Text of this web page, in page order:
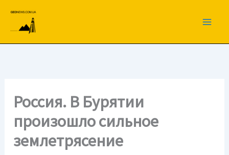
вмісту
Россия. В Бурятии
произошло сильное
землетрясение